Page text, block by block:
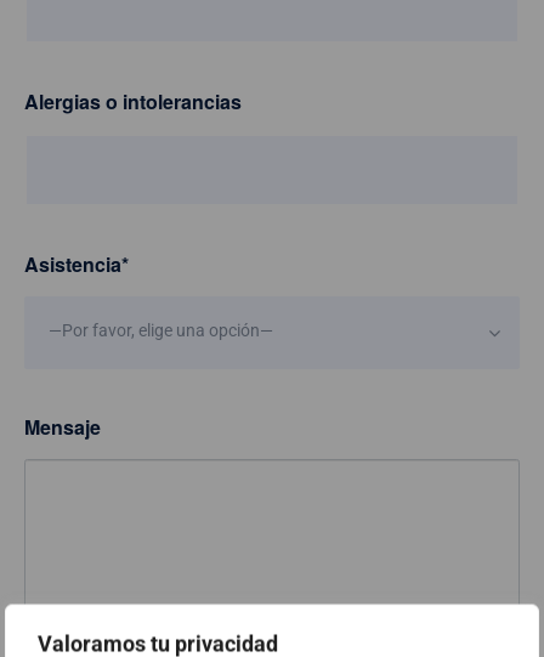
Valoramos tu privacidad
Alergias o intolerancias
Asistencia*
—Por favor, elige una opción—
Mensaje